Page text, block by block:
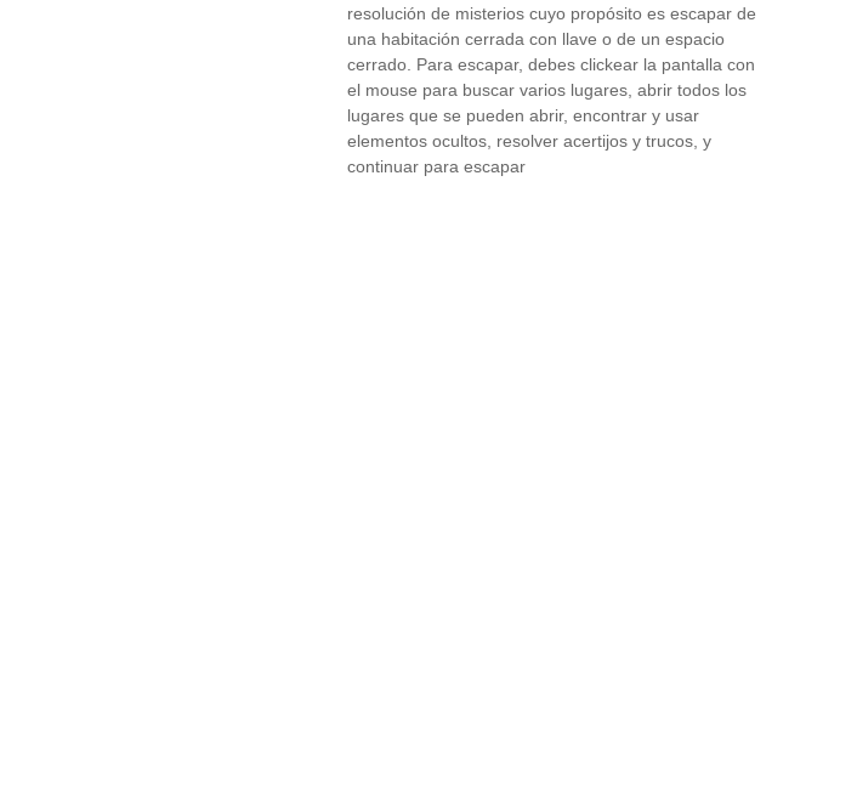
resolución de misterios cuyo propósito es escapar de
una habitación cerrada con llave o de un espacio
cerrado. Para escapar, debes clickear la pantalla con
el mouse para buscar varios lugares, abrir todos los
lugares que se pueden abrir, encontrar y usar
elementos ocultos, resolver acertijos y trucos, y
continuar para escapar